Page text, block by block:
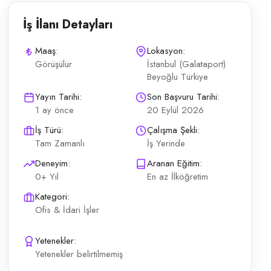
telefonda paylaşılacaktır En az ilköğretim mezunu; deneyim
İş İlanı Detayları
Maaş:
Görüşülür
Lokasyon:
İstanbul (Galataport)
Beyoğlu Türkiye
Yayın Tarihi:
1 ay önce
Son Başvuru Tarihi:
20 Eylül 2026
İş Türü:
Tam Zamanlı
Çalışma Şekli:
İş Yerinde
Deneyim:
0+ Yıl
Aranan Eğitim:
En az İlköğretim
Kategori:
Ofis & İdari İşler
Yetenekler:
Yetenekler belirtilmemiş